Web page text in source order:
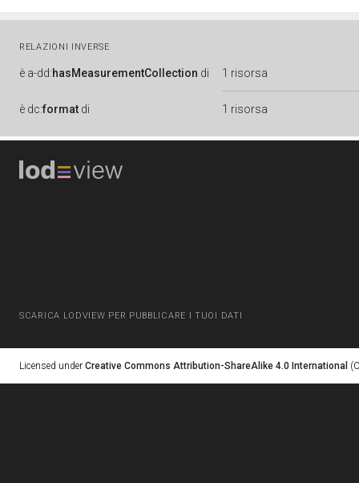
RELAZIONI INVERSE
è a-dd:hasMeasurementCollection di 1 risorsa
è dc:format di 1 risorsa
SCARICA LODVIEW PER PUBBLICARE I TUOI DATI
Licensed under Creative Commons Attribution-ShareAlike 4.0 International